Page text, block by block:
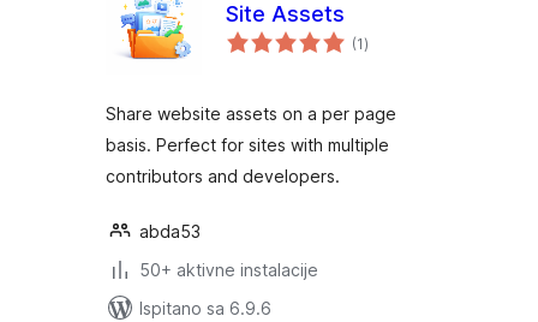
Site Assets
(1ukupna
ocijena
)
Share website assets on a per page
basis. Perfect for sites with multiple
contributors and developers.
abda53
50+ aktivne instalacije
Ispitano sa 6.9.6